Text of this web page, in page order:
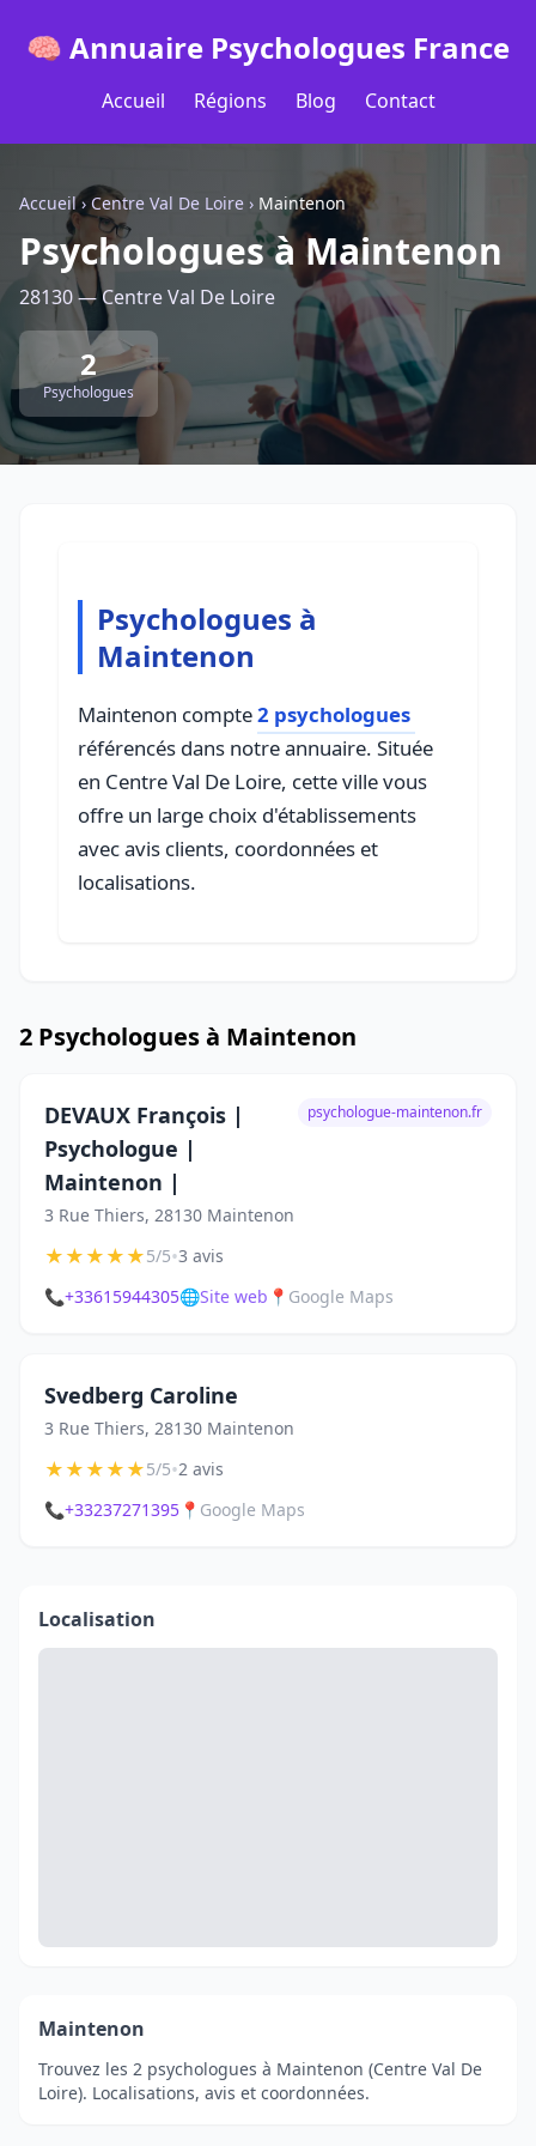
🧠 Annuaire Psychologues France
Accueil Régions Blog Contact
Accueil› Centre Val De Loire › Maintenon
Psychologues à Maintenon
28130 — Centre Val De Loire
2
Psychologues
Psychologues à
Maintenon
Maintenon compte2 psychologues
référencés dans notre annuaire. Située
en Centre Val De Loire, cette ville vous
offre un large choix d'établissements
avec avis clients, coordonnées et
localisations.
2 Psychologues à Maintenon
DEVAUX François |
Psychologue |
Maintenon |
3 Rue Thiers, 28130 Maintenon
psychologue-maintenon.fr
★★★★★5/5•3 avis
📞+33615944305🌐Site web 📍 Google Maps
Svedberg Caroline
3 Rue Thiers, 28130 Maintenon
★★★★★5/5•2 avis
📞+33237271395 📍 Google Maps
Localisation
Maintenon
Trouvez les 2 psychologues à Maintenon (Centre Val De
Loire). Localisations, avis et coordonnées.